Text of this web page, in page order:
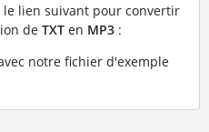
le lien suivant pour convertir
de TXTen MP3:
notre fichier d'exemple